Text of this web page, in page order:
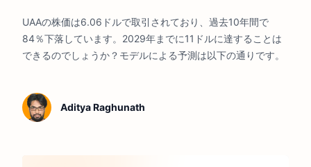
UAAの株価は6.06ドルで取引されており、過去10年間で
84％下落しています。2029年までに11ドルに達することは
できるのでしょうか？モデルによる予測は以下の通りです。
Aditya Raghunath